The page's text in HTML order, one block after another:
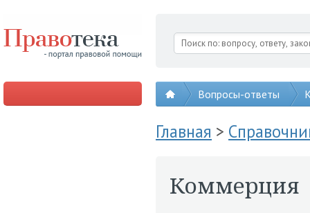
Вопросы-ответы
Главная >
Коммерция